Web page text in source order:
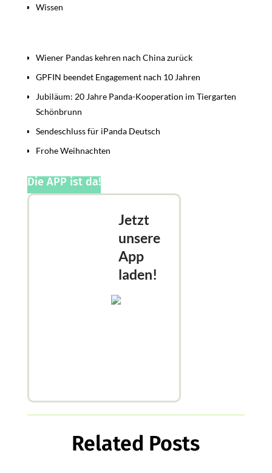
Wissen
Wiener Pandas kehren nach China zurück
GPFIN beendet Engagement nach 10 Jahren
Jubiläum: 20 Jahre Panda-Kooperation im Tiergarten
Schönbrunn
Sendeschluss für iPanda Deutsch
Frohe Weihnachten
Die APP ist da!
Jetzt
unsere
App
laden!
Related Posts